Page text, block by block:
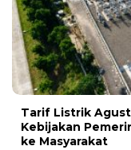
Tarif Listrik
Kebijakan
ke Masyarakat